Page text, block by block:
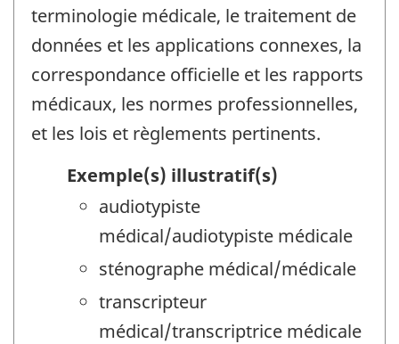
terminologie médicale, le traitement de
données et les applications connexes, la
correspondance officielle et les rapports
médicaux, les normes professionnelles,
et les lois et règlements pertinents.
Exemple(s) illustratif(s)
audiotypiste
médical/audiotypiste médicale
sténographe médical/médicale
transcripteur
médical/transcriptrice médicale